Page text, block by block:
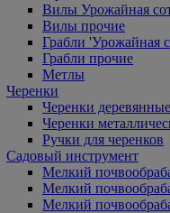
Вилы Урожайная
Вилы прочие
Грабли 'Урожайная
Грабли прочие
Метлы
Черенки
Черенки деревянные
Черенки
Ручки для черенков
Садовый инструмент
Мелкий
Мелкий
Мелкий